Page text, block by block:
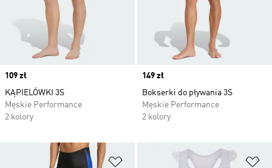
Price
109 zł
KĄPIELÓWKI 3S
Męskie Performance
2 kolory
Price
149 zł
Bokserki do pływania 3S
Męskie Performance
2 kolory
Dodaj do listy życzeń